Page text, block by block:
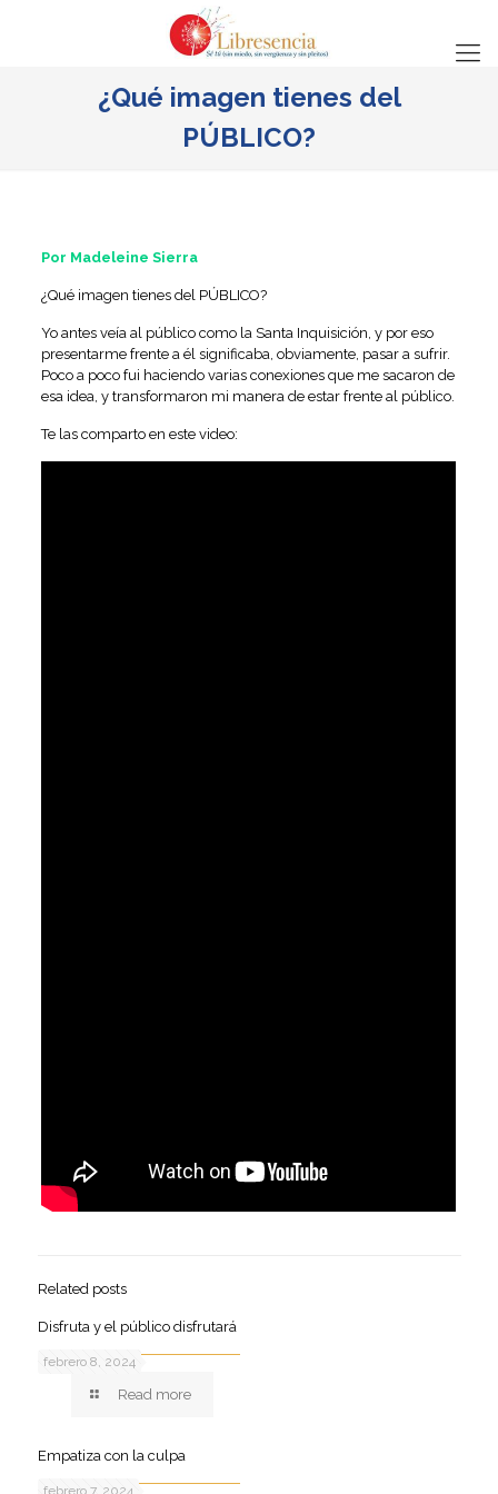
¿Qué imagen tienes del
PÚBLICO?
Por Madeleine Sierra
¿Qué imagen tienes del PÚBLICO?
Yo antes veía al público como la Santa Inquisición, y por eso
presentarme frente a él significaba, obviamente, pasar a sufrir.
Poco a poco fui haciendo varias conexiones que me sacaron de
esa idea, y transformaron mi manera de estar frente al público.
Te las comparto en este video:
Related posts
febrero 8, 2024
Disfruta y el público disfrutará
Read more
febrero 7, 2024
Empatiza con la culpa